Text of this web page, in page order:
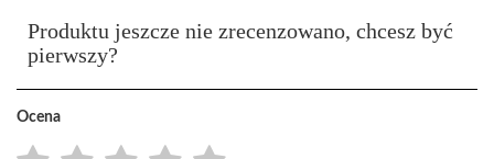
Produktu jeszcze nie zrecenzowano, chcesz być
pierwszy?
Ocena